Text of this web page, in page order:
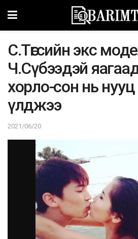
С.Төгсийн экс
Ч.Сүбээдэй
хорло-сон нь нууц
үлджээ
2021/06/20